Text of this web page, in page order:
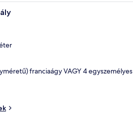
Egy hegyvidéki táj,
franciaágy VAGY 4 egyszemélyes